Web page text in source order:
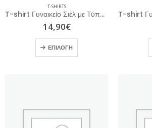
T-SHIRTS
T-shirt Γυναικείο Σιέλ με Τύπωμα
14,90€
ΕΠΙΛΟΓΉ